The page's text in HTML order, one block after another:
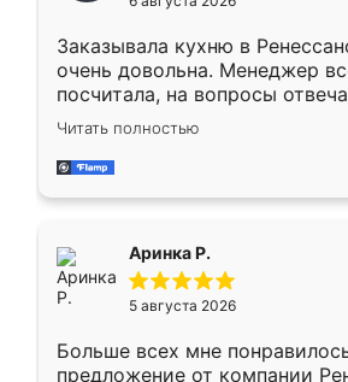
мебели буду заказывать
Заказывала кухню в
очень довольна. Менеджер
посчитала, на вопросы
Замерщик приехал в субботу,
делу со всей
за день, ребята работали
Читать полностью
Аринка Р.
5 августа 2026
Больше всех мне
предложение от компании